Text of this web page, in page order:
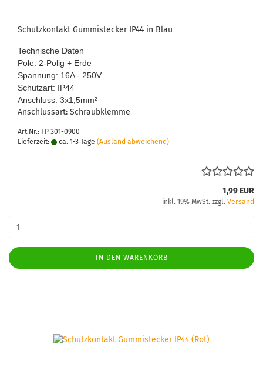
Schutz­kon­takt Gum­mi­ste­cker IP44 in Blau
Tech­ni­sche Daten
Pole: 2-​Polig + Erde
Span­nung: 16A - 250V
Schutz­art: IP44
An­schluss: 3x1,5mm²
An­schluss­art: Schraub­klem­me
Art.Nr.: TP 301-0900
Lieferzeit:
ca. 1-3 Tage (Ausland abweichend)
1,99 EUR
inkl. 19% MwSt. zzgl. Versand
IN DEN WARENKORB